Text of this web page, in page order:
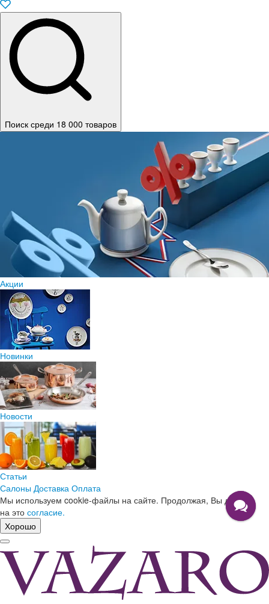
Поиск среди 18 000 товаров
Акции
Новинки
Новости
Статьи
Салоны Доставка Оплата
Мы используем cookie-файлы на сайте. Продолжая, Вы даете
на это согласие.
Хорошо